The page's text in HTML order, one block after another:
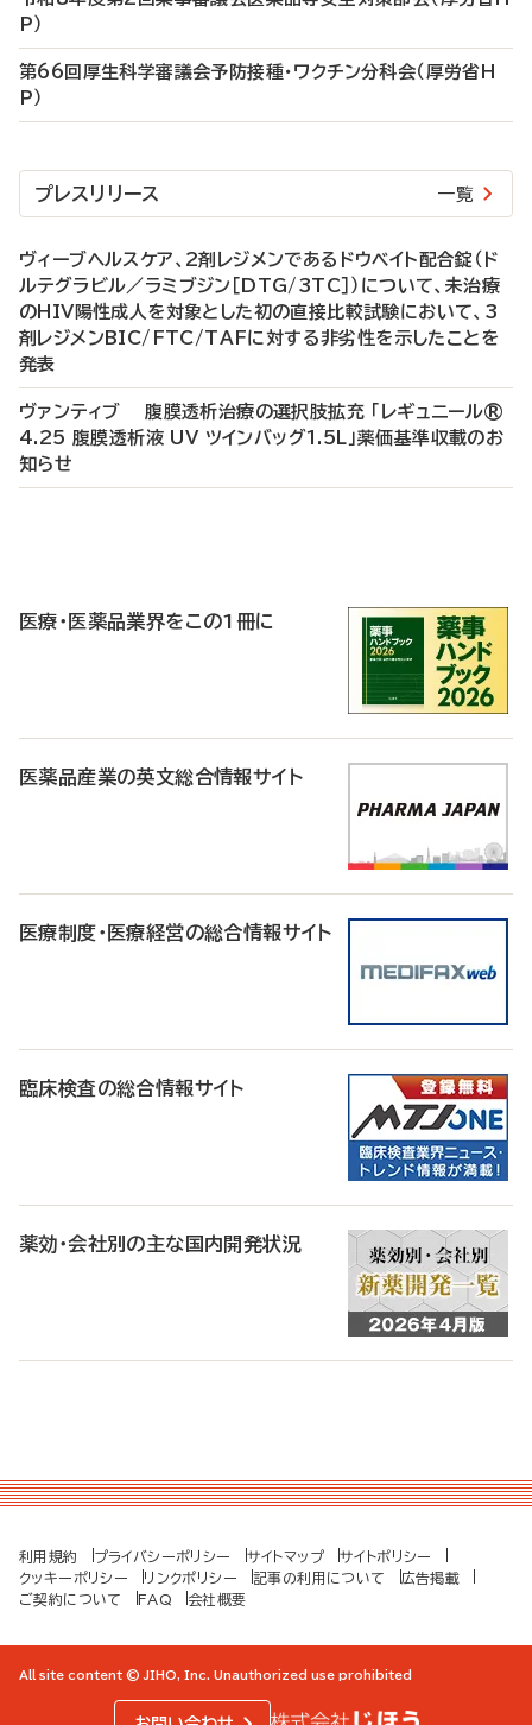
P）
第66回厚生科学審議会予防接種・ワクチン分科会（厚労省H
P）
プレスリリース 一覧
ヴィーブヘルスケア、2剤レジメンであるドウベイト配合錠（ド
ルテグラビル／ラミブジン［DTG/3TC］）について、未治療
のHIV陽性成人を対象とした初の直接比較試験において、3
剤レジメンBIC/FTC/TAFに対する非劣性を示したことを
発表
ヴァンティブ 腹膜透析治療の選択肢拡充 「レギュニール®
4.25 腹膜透析液 UV ツインバッグ1.5L」薬価基準収載のお
知らせ
医療・医薬品業界をこの1冊に
医薬品産業の英文総合情報サイト
医療制度・医療経営の総合情報サイト
臨床検査の総合情報サイト
薬効・会社別の主な国内開発状況
利用規約 プライバシーポリシー サイトマップ
サイトポリシー
クッキーポリシー
リンクポリシー 記事の利用について
広告掲載
ご契約について
FAQ 会社概要
All site content © JIHO, Inc. Unauthorized use prohibited